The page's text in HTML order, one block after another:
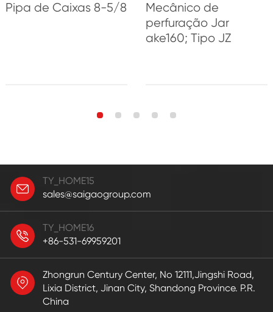
Pipa de Caixas 8-5/8
Mecânico de
perfuração Jar
ake160; Tipo JZ
TY_HOME15
sales@saigaogroup.com
TY_HOME16
+86-531-69959201
Zhongrun Century Center, No 12111,Jingshi Road,
Lixia District, Jinan City, Shandong Province. P.R.
China